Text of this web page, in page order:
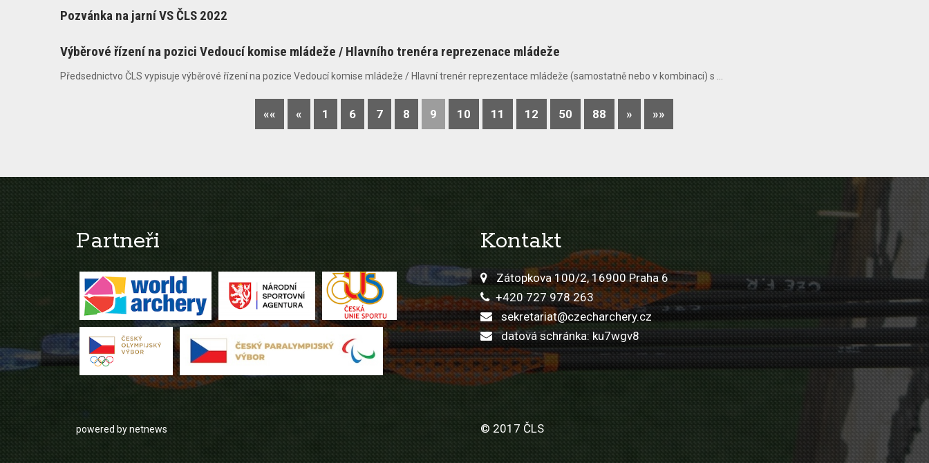
Pozvánka na jarní VS ČLS 2022
Výběrové řízení na pozici Vedoucí komise mládeže / Hlavního trenéra reprezenace mládeže
Předsednictvo ČLS vypisuje výběrové řízení na pozice Vedoucí komise mládeže / Hlavní trenér reprezentace mládeže (samostatně nebo v kombinaci) s ...
«« « 1 6 7 8 9 10 11 12 50 88 » »»
Partneři Kontakt
Zátopkova 100/2, 16900 Praha 6
+420 727 978 263
sekretariat@czecharchery.cz
datová schránka: ku7wgv8
powered by netnews © 2017 ČLS